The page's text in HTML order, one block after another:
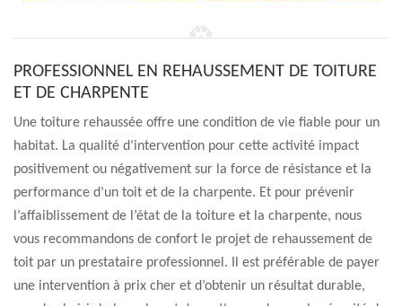
PROFESSIONNEL EN REHAUSSEMENT DE TOITURE
ET DE CHARPENTE
Une toiture rehaussée offre une condition de vie fiable pour un
habitat. La qualité d’intervention pour cette activité impact
positivement ou négativement sur la force de résistance et la
performance d’un toit et de la charpente. Et pour prévenir
l’affaiblissement de l’état de la toiture et la charpente, nous
vous recommandons de confort le projet de rehaussement de
toit par un prestataire professionnel. Il est préférable de payer
une intervention à prix cher et d’obtenir un résultat durable,